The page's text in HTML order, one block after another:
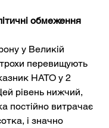
обмеження
у Великій
трохи перевищують
НАТО у 2
рівень нижчий,
постійно витрачає
і значно